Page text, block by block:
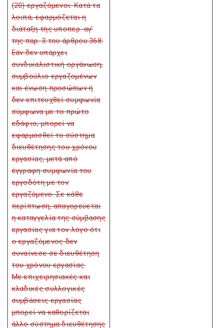
(20) εργαζόμενοι. Κατά τα
λοιπά, εφαρμόζεται η
διάταξη της υποπερ. αγ’
της παρ. 3 του άρθρου 368.
Εάν δεν υπάρχει
συνδικαλιστική οργάνωση,
συμβούλιο εργαζομένων
και ένωση προσώπων ή
δεν επιτευχθεί συμφωνία
σύμφωνα με το πρώτο
εδάφιο, μπορεί να
εφαρμοσθεί το σύστημα
διευθέτησης του χρόνου
εργασίας, μετά από
έγγραφη συμφωνία του
εργοδότη με τον
εργαζόμενο. Σε κάθε
περίπτωση, απαγορεύεται
η καταγγελία της σύμβασης
εργασίας για τον λόγο ότι
ο εργαζόμενος δεν
συναίνεσε σε διευθέτηση
του χρόνου εργασίας.
Με επιχειρησιακές και
κλαδικές συλλογικές
συμβάσεις εργασίας
μπορεί να καθορίζεται
άλλο σύστημα διευθέτησης